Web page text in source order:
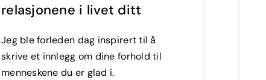
relasjonene i livet ditt
Jeg ble forleden dag inspirert til å
skrive et innlegg om dine forhold til
menneskene du er glad i.